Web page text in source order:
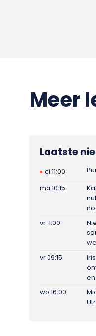
Meer
Laatste
di 11:00
ma 10:15
vr 11:00
vr 09:15
wo 16:00